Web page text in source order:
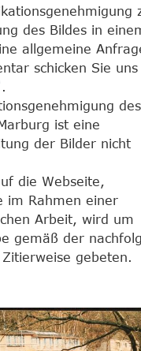
des Bildes in
allgemeine
schicken Sie
.
des
ist eine
der Bilder nicht
die Webseite,
im Rahmen einer
Arbeit, wird um
gemäß der
gebeten.